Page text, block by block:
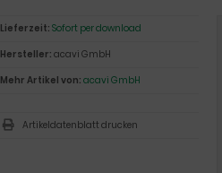
Lieferzeit: Sofort per download
Hersteller: acavi GmbH
Mehr Artikel von: acavi GmbH
Artikeldatenblatt drucken